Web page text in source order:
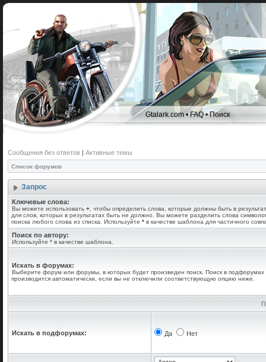
Gtalark.com •FAQ•Поиск
Сообщения без ответов | Активные темы
Список форумов
Запрос
Ключевые слова:
Вы можете использовать + , чтобы определить слова, которые должны быть в
для слов, которых в результатах быть не должно. Вы можете разделить слова
поиска любого слова из списка. Используйте * в качестве шаблона для частичного
Поиск по автору:
Используйте * в качестве шаблона.
Искать в форумах:
Выберите форум или форумы, в которых будет произведен поиск. Поиск в подфорумах
производится автоматически, если вы не отключили соответствующую опцию ниже.
Искать в подфорумах: Да Нет